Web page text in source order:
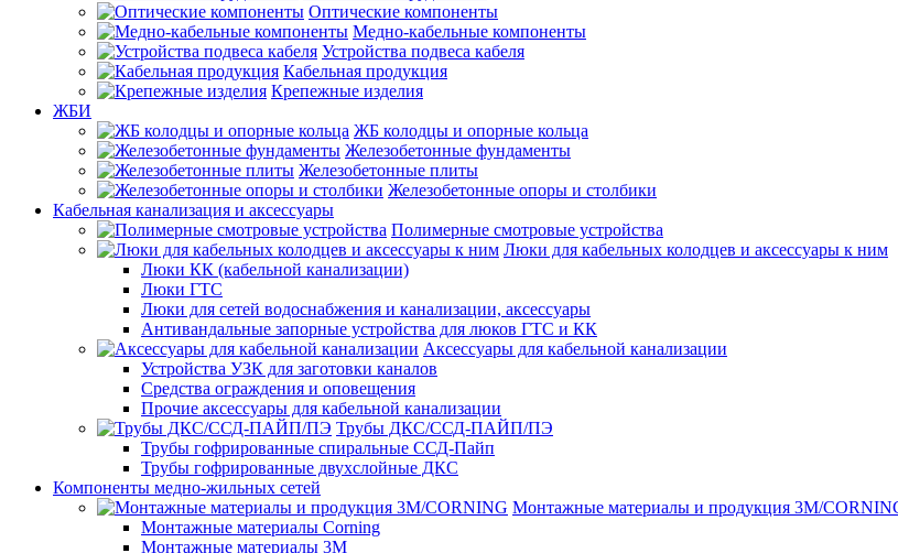
Оптические компоненты
Медно-кабельные компоненты
Устройства подвеса кабеля
Кабельная продукция
Крепежные изделия
ЖБИ
ЖБ колодцы и опорные кольца
Железобетонные фундаменты
Железобетонные плиты
Железобетонные опоры и столбики
Кабельная канализация и аксессуары
Полимерные смотровые устройства
Люки для кабельных колодцев и аксессуары к ним
Люки КК (кабельной канализации)
Люки ГТС
Люки для сетей водоснабжения и канализации, аксессуары
Антивандальные запорные устройства для люков ГТС и КК
Аксессуары для кабельной канализации
Устройства УЗК для заготовки каналов
Средства ограждения и оповещения
Прочие аксессуары для кабельной канализации
Трубы ДКС/ССД-ПАЙП/ПЭ
Трубы гофрированные спиральные ССД-Пайп
Трубы гофрированные двухслойные ДКС
Компоненты медно-жильных сетей
Монтажные материалы и продукция 3M/
Монтажные материалы Corning
Монтажные материалы 3M